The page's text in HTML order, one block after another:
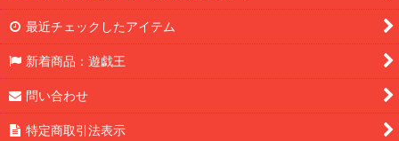
最近チェックしたアイテム
新着商品：遊戯王
問い合わせ
特定商取引法表示